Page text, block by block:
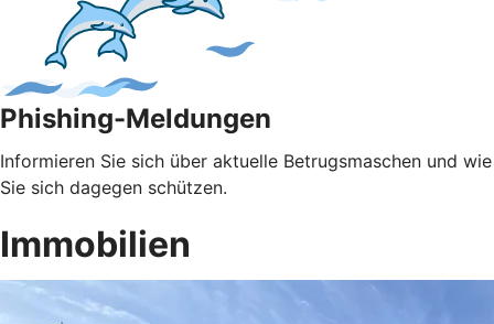
Phishing-Meldungen
Informieren Sie sich über aktuelle Betrugsmaschen und wie
Sie sich dagegen schützen.
Immobilien